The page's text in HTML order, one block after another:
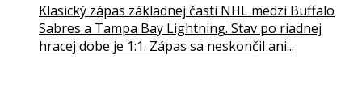
Klasický zápas základnej časti NHL medzi Buffalo
Sabres a Tampa Bay Lightning. Stav po riadnej
hracej dobe je 1:1. Zápas sa neskončil ani...